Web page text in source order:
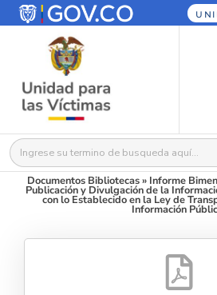
Buscar:
Documentos Bibliotecas» Informe
Publicación y Divulgación de la
con lo Establecido en la Ley de
Información